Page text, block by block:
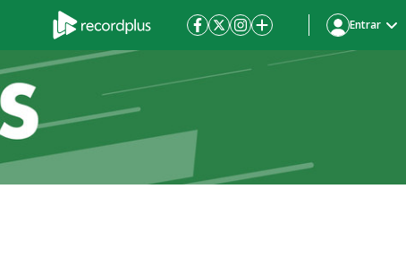
Entrar